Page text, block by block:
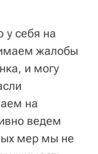
себя на
жалобы
и могу
на
ведем
мер мы не